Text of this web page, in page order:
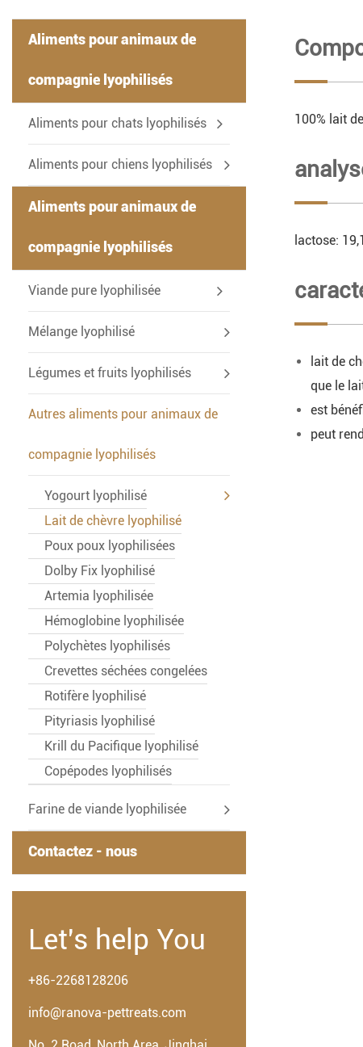
Aliments pour animaux de
compagnie lyophilisés
Aliments pour chats lyophilisés
Aliments pour chiens lyophilisés
Aliments pour animaux de
compagnie lyophilisés
Viande pure lyophilisée
Mélange lyophilisé
Légumes et fruits lyophilisés
Autres aliments pour animaux de
compagnie lyophilisés
Yogourt lyophilisé
Lait de chèvre lyophilisé
Poux poux lyophilisées
Dolby Fix lyophilisé
Artemia lyophilisée
Hémoglobine lyophilisée
Polychètes lyophilisés
Crevettes séchées congelées
Rotifère lyophilisé
Pityriasis lyophilisé
Krill du Pacifique lyophilisé
Copépodes lyophilisés
Farine de viande lyophilisée
Contactez - nous
Let's help You
+86-2268128206
info@ranova-pettreats.com
100% lait
lactose:
lait de
que le
est
peut